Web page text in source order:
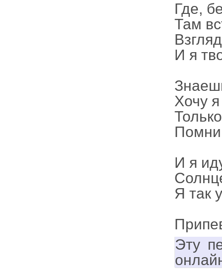
Где,
Там
И я
Хочу
И я
Я так
Эту